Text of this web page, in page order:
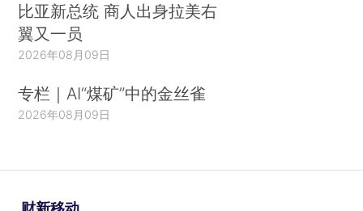
比亚新总统 商人出身拉美右
翼又一员
2026年08月09日
专栏｜AI“煤矿”中的金丝雀
2026年08月09日